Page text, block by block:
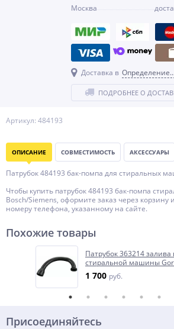
Артикул: 484193
Москва
Доставка в
ПОДРОБНЕЕ О
ОПИСАНИЕ СОВМЕСТИМОСТЬ АКСЕССУАРЫ
Патрубок 484193 бак-помпа для стиральных
Чтобы купить патрубок 484193 бак-помпа
Bosch/Siemens, оформите заказ через
номеру телефона, указанному на сайте.
Похожие товары
Патрубок 363214 залива
стиральной машины
1 700 руб.
Присоединяйтесь